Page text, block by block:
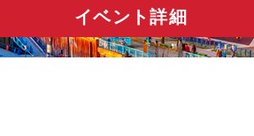
イベント詳細